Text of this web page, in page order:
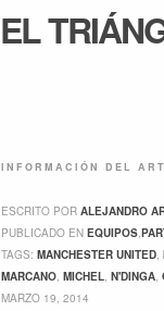
EL
INFORMACIÓN DEL
ESCRITO POR ALEJANDRO
PUBLICADO EN EQUIPOS,
TAGS: MANCHESTER UNITED,
MARCANO, MICHEL, N'DINGA,
MARZO 19, 2014